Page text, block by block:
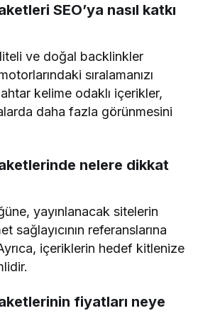
SEO’ya nasıl katkı
ve doğal backlinkler
sıralamanızı
kelime odaklı içerikler,
daha fazla görünmesini
nelere dikkat
yayınlanacak sitelerin
sağlayıcının referanslarına
içeriklerin hedef kitlenize
fiyatları neye